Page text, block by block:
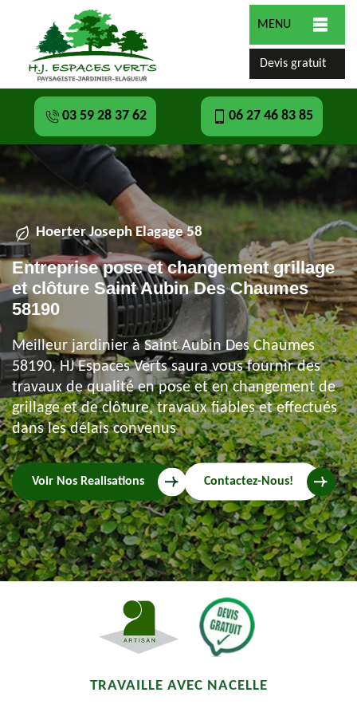
MENU
Devis gratuit
03 59 28 37 62 06 27 46 83 85
Hoerter Joseph Elagage 58
Entreprise pose et changement grillage
et clôture Saint Aubin Des Chaumes
58190
Meilleur jardinier à Saint Aubin Des Chaumes
58190, HJ Espaces Verts saura vous fournir des
travaux de qualité en pose et en changement de
grillage et de clôture, travaux fiables et effectués
dans les délais convenus
Voir Nos Realisations Contactez-Nous!
TRAVAILLE AVEC NACELLE